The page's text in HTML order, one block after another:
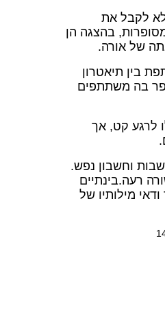
לא לקבל את
בהצגה הן
של אורה.
בין תיאטרון
בה משתתפים
לרגע קט, אך
וחשבון נפש.
רעה.בינתיים
מילותיו של